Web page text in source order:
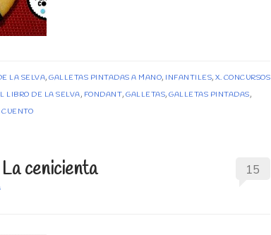
LA SELVA, GALLETAS PINTADAS A MANO, INFANTILES, X. CONCURSOS
LIBRO DE LA SELVA, FONDANT, GALLETAS, GALLETAS PINTADAS,
cenicienta 15